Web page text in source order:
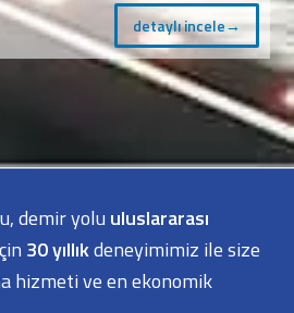
detaylı incele→
demir yolu uluslararası
30 yıllıkdeneyimimiz ile size
hizmeti ve en ekonomik